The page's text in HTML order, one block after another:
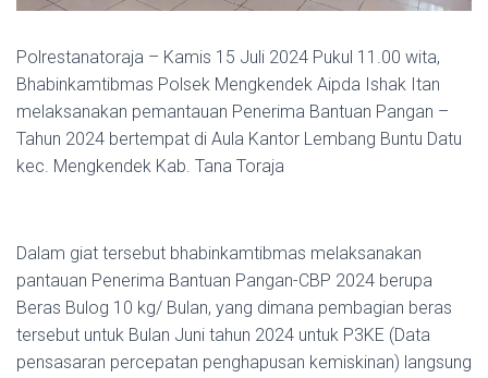
Polrestanatoraja – Kamis 15 Juli 2024 Pukul 11.00 wita,
Bhabinkamtibmas Polsek Mengkendek Aipda Ishak Itan
melaksanakan pemantauan Penerima Bantuan Pangan –
Tahun 2024 bertempat di Aula Kantor Lembang Buntu Datu
kec. Mengkendek Kab. Tana Toraja
Dalam giat tersebut bhabinkamtibmas melaksanakan
pantauan Penerima Bantuan Pangan-CBP 2024 berupa
Beras Bulog 10 kg/ Bulan, yang dimana pembagian beras
tersebut untuk Bulan Juni tahun 2024 untuk P3KE (Data
pensasaran percepatan penghapusan kemiskinan) langsung